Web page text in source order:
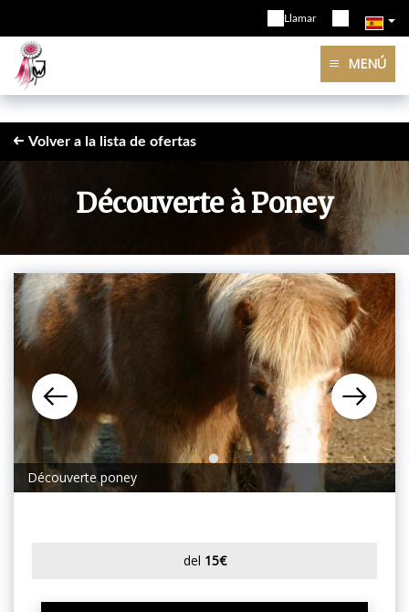
Llamar
MENÚ
Volver a la lista de ofertas
Découverte à Poney
Découverte poney
1 2
del 15€